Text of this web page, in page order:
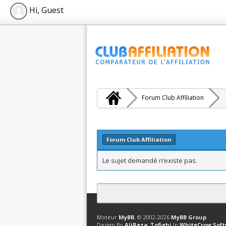
Hi, Guest
Forum Club Affiliation
Forum Club Affiliation
Le sujet demandé n’existe pas.
Contact Club Affiliation Retourner en
Moteur MyBB, © 2002-2026 MyBB Group.